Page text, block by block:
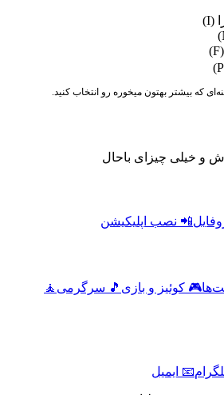
که بیشتر بهتون میخوره رو انتخاب کنید.
و خیلی چیزای باحال
📲 نصب اپلیکیشن
🎮 کوئیز و بازی 🎵 سرگرمی 🧘
📧 ایمیل